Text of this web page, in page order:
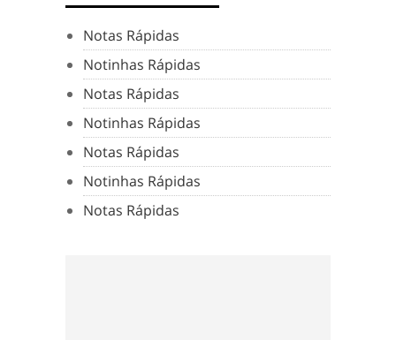
Notas Rápidas
Notinhas Rápidas
Notas Rápidas
Notinhas Rápidas
Notas Rápidas
Notinhas Rápidas
Notas Rápidas